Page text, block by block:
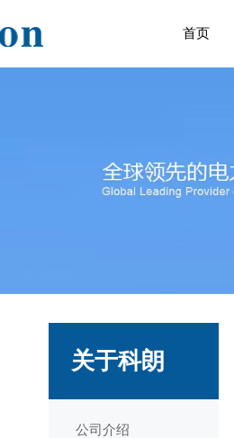
首页
关于科朗
公司介绍